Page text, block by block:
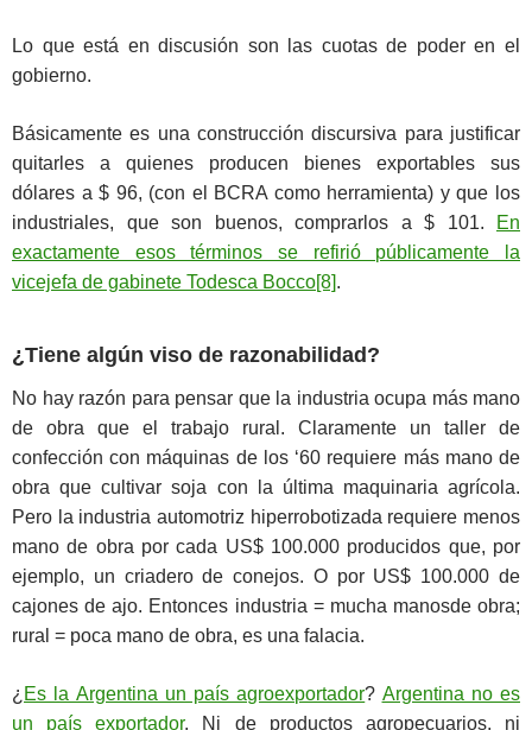
Lo que está en discusión son las cuotas de poder en el
gobierno.
Básicamente es una construcción discursiva para justificar
quitarles a quienes producen bienes exportables sus
dólares a $ 96, (con el BCRA como herramienta) y que los
industriales, que son buenos, comprarlos a $ 101.
En
exactamente esos términos se refirió públicamente la
vicejefa de gabinete Todesca Bocco[8].
¿Tiene algún viso de razonabilidad?
No hay razón para pensar que la industria ocupa más mano
de obra que el trabajo rural. Claramente un taller de
confección con máquinas de los ‘60 requiere más mano de
obra que cultivar soja con la última maquinaria agrícola.
Pero la industria automotriz hiperrobotizada requiere menos
mano de obra por cada US$ 100.000 producidos que, por
ejemplo, un criadero de conejos. O por US$ 100.000 de
cajones de ajo. Entonces industria = mucha manosde obra;
rural = poca mano de obra, es una falacia.
¿ Es la Argentina un país agroexportador? Argentina no es
un país exportador. Ni de productos agropecuarios, ni